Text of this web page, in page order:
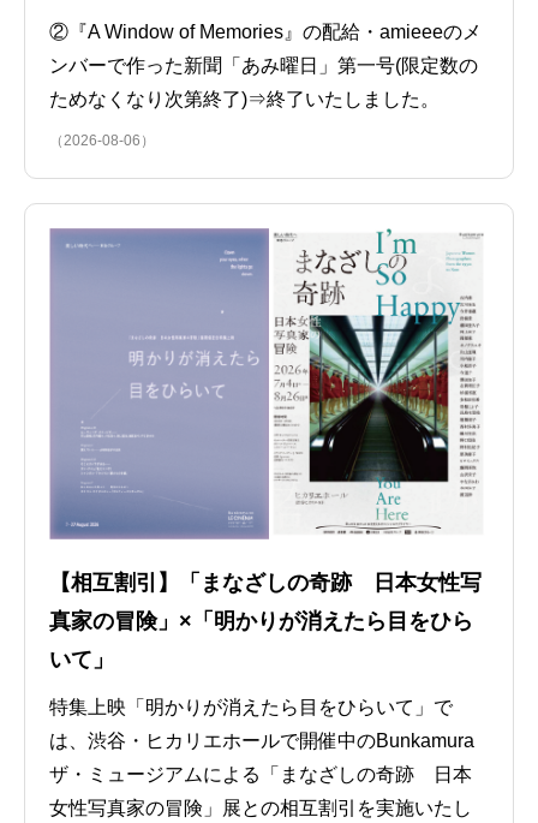
②『A Window of Memories』の配給・amieeeのメ
ンバーで作った新聞「あみ曜日」第一号(限定数の
ためなくなり次第終了)⇒終了いたしました。
（2026-08-06）
【相互割引】「まなざしの奇跡 日本女性写
真家の冒険」×「明かりが消えたら目をひら
いて」
特集上映「明かりが消えたら目をひらいて」で
は、渋谷・ヒカリエホールで開催中のBunkamura
ザ・ミュージアムによる「まなざしの奇跡 日本
女性写真家の冒険」展との相互割引を実施いたし